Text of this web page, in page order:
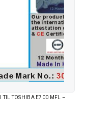
TIL TOSHIBA E700 MFL –